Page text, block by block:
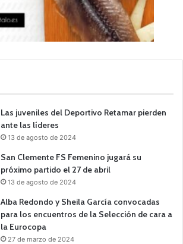
Las juveniles del Deportivo Retamar pierden
ante las líderes
13 de agosto de 2024
San Clemente FS Femenino jugará su
próximo partido el 27 de abril
13 de agosto de 2024
Alba Redondo y Sheila García convocadas
para los encuentros de la Selección de cara a
la Eurocopa
27 de marzo de 2024